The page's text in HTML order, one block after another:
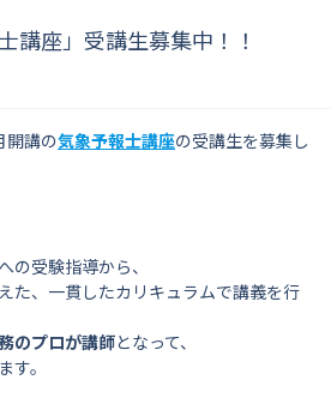
講座」受講生募集中！！
開講の気象予報士講座の受講生を募集し
の受験指導から、
た、一貫したカリキュラムで講義を行
のプロが講師となって、
。